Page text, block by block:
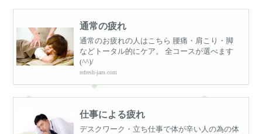
通常の疲れ
通常のお疲れの人はこちら 腰痛・肩こり・脚
などトータル的にケア。 全コースが選べます
(^^)/
refresh-jam.com
仕事による疲れ
デスクワーク・立ち仕事で体が辛い人の為の体